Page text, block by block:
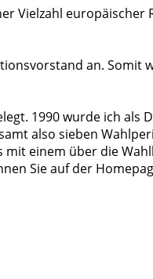
Vielzahl europäischer
an. Somit
1990 wurde ich als
also sieben
mit einem über die
Sie auf der